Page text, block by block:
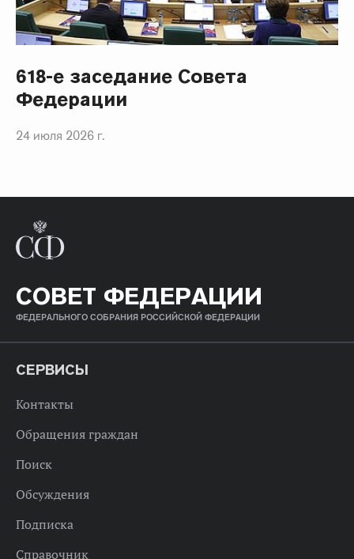
618-е заседание Совета
Федерации
24 июля 2026 г.
СОВЕТ ФЕДЕРАЦИИ
ФЕДЕРАЛЬНОГО СОБРАНИЯ РОССИЙСКОЙ ФЕДЕРАЦИИ
СЕРВИСЫ
Контакты
Обращения граждан
Поиск
Обсуждения
Подписка
Справочник